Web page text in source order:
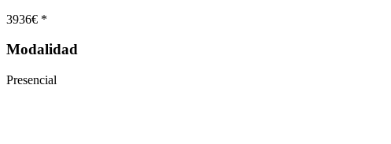
3936€ *
Modalidad
Presencial